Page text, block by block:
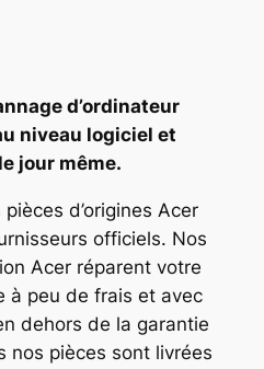
d’ordinateur
niveau logiciel et
jour même.
d’origines Acer
officiels. Nos
Acer réparent votre
à peu de frais et avec
dehors de la garantie
nos pièces sont livrées